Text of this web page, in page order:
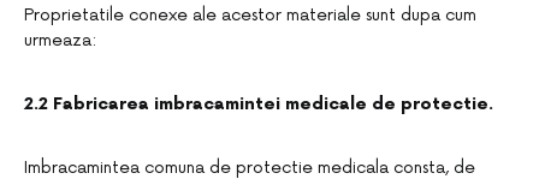
Proprietatile conexe ale acestor materiale sunt dupa cum
urmeaza:
2.2 Fabricarea imbracamintei medicale de protectie.
Imbracamintea comuna de protectie medicala consta, de